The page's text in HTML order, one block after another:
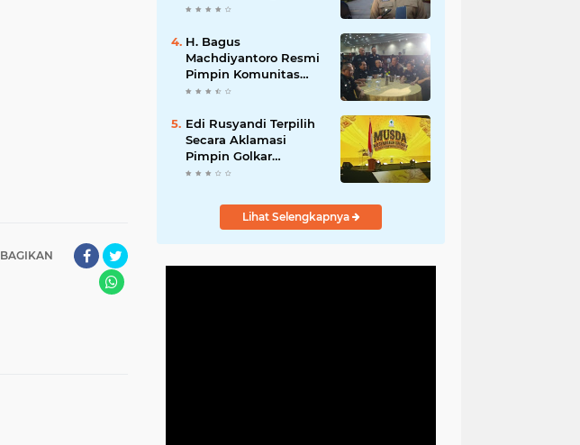
BAGIKAN
Pengawasan Digital
H. Bagus
Machdiyantoro Resmi
Pimpin Komunitas
BBC Periode 2026–
Solidaritas dan
Hadirkan Program
Nyata untuk
Masyarakat
Edi Rusyandi Terpilih
Secara Aklamasi
Pimpin Golkar
Bandung Barat,
Kepemimpinan
Harmonis "TurunLihat Selengkapnya